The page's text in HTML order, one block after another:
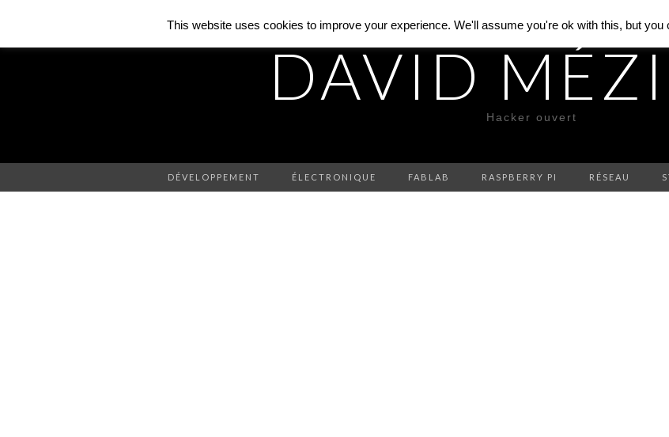
DAVID
Hacker ouvert
DÉVELOPPEMENT ÉLECTRONIQUE FABLAB RASPBERRY PI RÉSEAU
This website uses cookies to improve your experience. We'll assume you're ok with this, but you